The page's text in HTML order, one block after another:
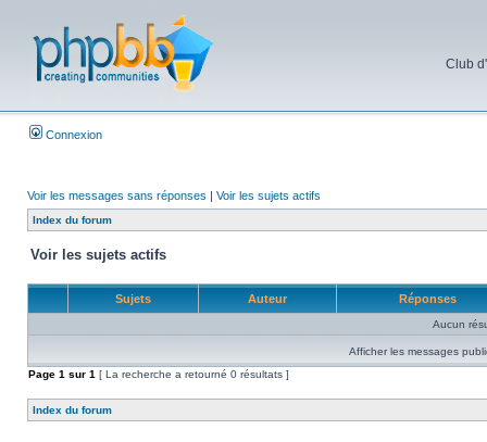
Club
Connexion
Voir les messages sans réponses | Voir les sujets actifs
Index du forum
Voir les sujets actifs
Sujets Auteur Réponses
Aucun
Afficher les messages
Page 1 sur 1 [ La recherche a retourné 0 résultats ]
Index du forum